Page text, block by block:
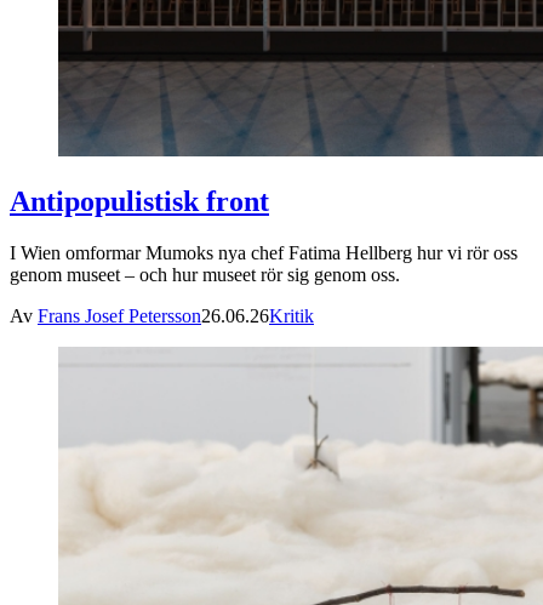
Antipopulistisk front
I Wien omformar Mumoks nya chef Fatima Hellberg hur vi rör oss
genom museet – och hur museet rör sig genom oss.
Av Frans Josef Petersson26.06.26Kritik